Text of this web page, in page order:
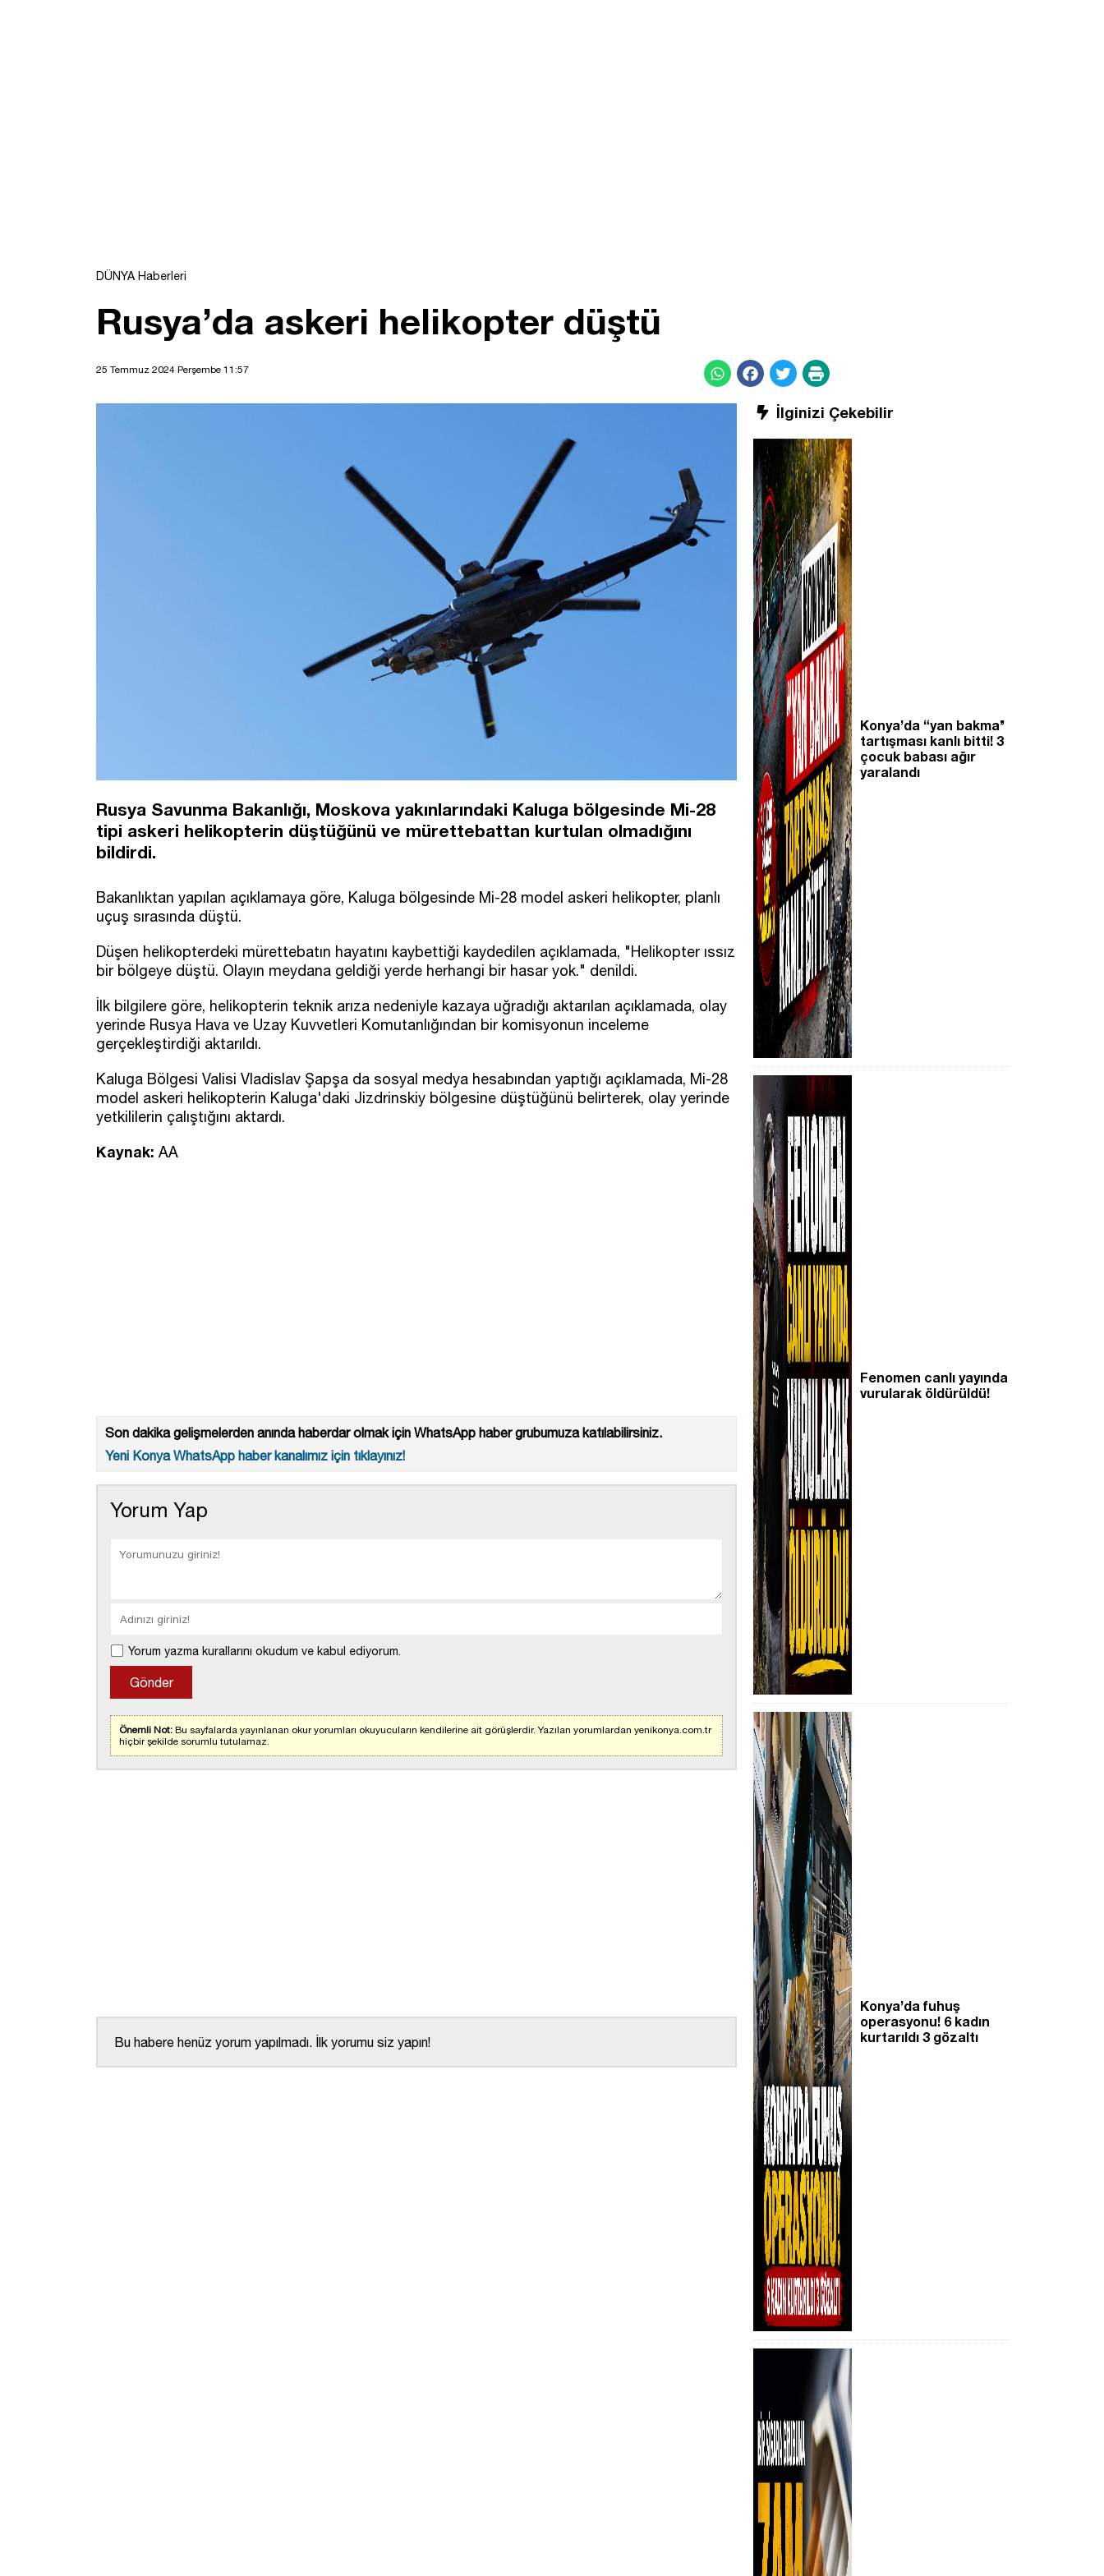
DÜNYA Haberleri
Rusya’da askeri helikopter düştü
25 Temmuz 2024 Perşembe 11:57
Rusya Savunma Bakanlığı, Moskova yakınlarındaki Kaluga bölgesinde Mi-28
tipi askeri helikopterin düştüğünü ve mürettebattan kurtulan olmadığını
bildirdi.
Bakanlıktan yapılan açıklamaya göre, Kaluga bölgesinde Mi-28 model askeri helikopter, planlı
uçuş sırasında düştü.
Düşen helikopterdeki mürettebatın hayatını kaybettiği kaydedilen açıklamada, "Helikopter ıssız
bir bölgeye düştü. Olayın meydana geldiği yerde herhangi bir hasar yok." denildi.
İlk bilgilere göre, helikopterin teknik arıza nedeniyle kazaya uğradığı aktarılan açıklamada, olay
yerinde Rusya Hava ve Uzay Kuvvetleri Komutanlığından bir komisyonun inceleme
gerçekleştirdiği aktarıldı.
Kaluga Bölgesi Valisi Vladislav Şapşa da sosyal medya hesabından yaptığı açıklamada, Mi-28
model askeri helikopterin Kaluga'daki Jizdrinskiy bölgesine düştüğünü belirterek, olay yerinde
yetkililerin çalıştığını aktardı.
Kaynak: AA
Son dakika gelişmelerden anında haberdar olmak için WhatsApp haber grubumuza katılabilirsiniz.
Yeni Konya WhatsApp haber kanalımız için tıklayınız!
Yorum Yap
Yorum yazma kurallarını okudum ve kabul ediyorum.
Önemli Not: Bu sayfalarda yayınlanan okur yorumları okuyucuların kendilerine ait görüşlerdir. Yazılan yorumlardan yenikonya.com.tr
hiçbir şekilde sorumlu tutulamaz.
Bu habere henüz yorum yapılmadı. İlk yorumu siz yapın!
İlginizi Çekebilir
Konya’da “yan bakma’’
tartışması kanlı bitti! 3
çocuk babası ağır
yaralandı
Fenomen canlı yayında
vurularak öldürüldü!
Konya’da fuhuş
operasyonu! 6 kadın
kurtarıldı 3 gözaltı